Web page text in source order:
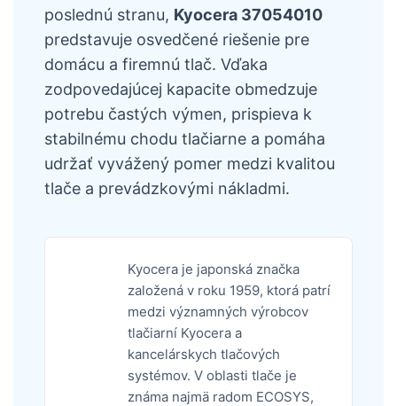
poslednú stranu, Kyocera 37054010
predstavuje osvedčené riešenie pre
domácu a firemnú tlač. Vďaka
zodpovedajúcej kapacite obmedzuje
potrebu častých výmen, prispieva k
stabilnému chodu tlačiarne a pomáha
udržať vyvážený pomer medzi kvalitou
tlače a prevádzkovými nákladmi.
Kyocera je japonská značka
založená v roku 1959, ktorá patrí
medzi významných výrobcov
tlačiarní Kyocera a
kancelárskych tlačových
systémov. V oblasti tlače je
známa najmä radom ECOSYS,